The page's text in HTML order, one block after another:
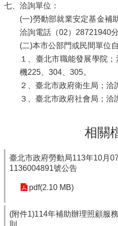
七、洽詢單位：
(一)勞動部就業安定基金補
洽詢電話（02）28721940
(二)本市公部門或民間單位
１、臺北市職能發展學院
機225、304、305。
２、臺北市政府衛生局；洽
３、臺北市政府社會局；洽
相關
臺北市政府勞動局113年10月
1136004891號公告
pdf(2.10 MB)
(附件1)114年補助辦理照顧服
則